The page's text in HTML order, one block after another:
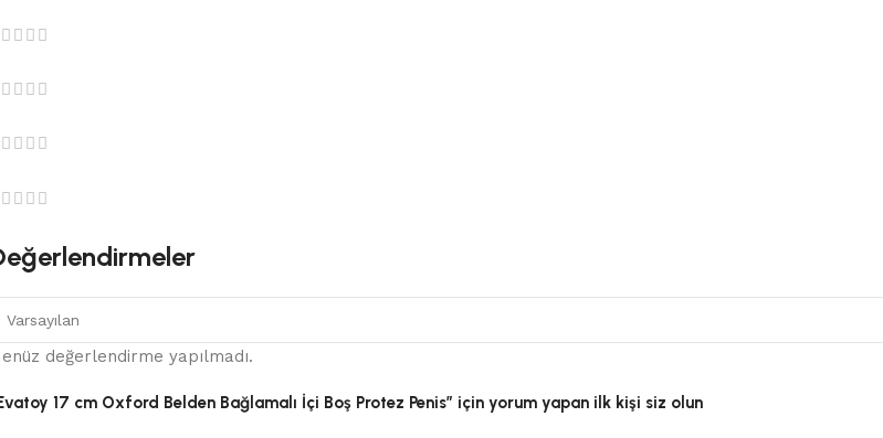
değerlendirme yapılmadı.
17 cm Oxford Belden Bağlamalı İçi Boş Protez Penis” için yorum yapan ilk kişi siz olun